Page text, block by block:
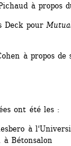
à propos
Deck pour
à propos
ont été les :
à
à Bétonsalon